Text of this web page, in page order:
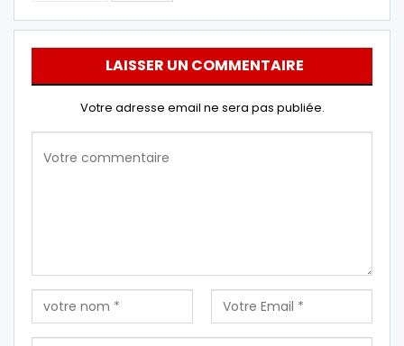
LAISSER UN COMMENTAIRE
Votre adresse email ne sera pas publiée.